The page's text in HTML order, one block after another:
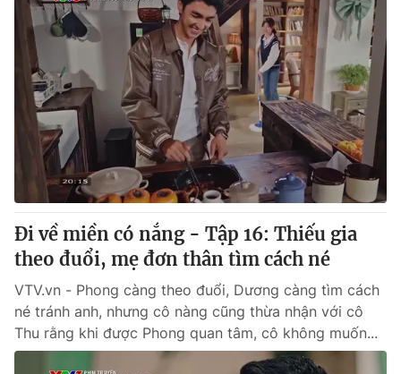
Đi về miền có nắng - Tập 16: Thiếu gia
theo đuổi, mẹ đơn thân tìm cách né
VTV.vn - Phong càng theo đuổi, Dương càng tìm cách
né tránh anh, nhưng cô nàng cũng thừa nhận với cô
Thu rằng khi được Phong quan tâm, cô không muốn...